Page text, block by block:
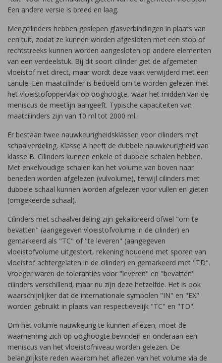
Een andere versie is breed en laag.
Mengcilinders hebben geslepen glasverbindingen in plaats van
een tuit, zodat ze kunnen worden afgesloten met een stop of
rechtstreeks kunnen worden aangesloten op andere elementen
van een verdeelstuk. Bij dit soort cilinder giet de afgemeten
vloeistof niet direct, maar wordt deze vaak verwijderd met een
canule. Een maatcilinder is bedoeld om te worden gelezen met
het vloeistofoppervlak op ooghoogte, waar het midden van de
meniscus de meetlijn aangeeft. Typische capaciteiten van
maatcilinders zijn van 10 ml tot 2000 ml.
Er bestaan ​​twee nauwkeurigheidsklassen voor cilinders met
schaalverdeling. Klasse A heeft de dubbele nauwkeurigheid van
klasse B. Cilinders kunnen enkele of dubbele schalen hebben.
Met enkelvoudige schalen kan het volume van boven naar
beneden worden afgelezen (vulvolume), terwijl cilinders met
dubbele schaal kunnen worden afgelezen voor vullen en gieten
(omgekeerde schaal).
Cilinders met schaalverdeling zijn gekalibreerd ofwel "om te
bevatten" (aangegeven vloeistofvolume in de cilinder) en
gemarkeerd als "TC" of "te leveren" (aangegeven
vloeistofvolume uitgestort, rekening houdend met sporen van
vloeistof achtergelaten in de cilinder) en gemarkeerd met "TD".
Vroeger waren de toleranties voor "leveren" en "bevatten"
cilinders verschillend; maar nu zijn deze hetzelfde. Het is ook
waarschijnlijker dat de internationale symbolen "IN" en "EX"
worden gebruikt in plaats van respectievelijk "TC" en "TD".
Om het volume nauwkeurig te kunnen aflezen, moet de
waarneming zich op ooghoogte bevinden en onderaan een
meniscus van het vloeistofniveau worden gelezen. De
belangrijkste reden waarom het aflezen van het volume via de